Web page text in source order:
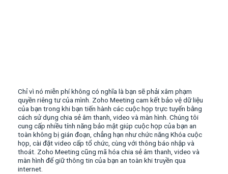
Chỉ vì nó miễn phí không có nghĩa là bạn sẽ phải xâm phạm
quyền riêng tư của mình. Zoho Meeting cam kết bảo vệ dữ liệu
của bạn trong khi bạn tiến hành các cuộc họp trực tuyến bằng
cách sử dụng chia sẻ âm thanh, video và màn hình. Chúng tôi
cung cấp nhiều tính năng bảo mật giúp cuộc họp của bạn an
toàn không bị gián đoạn, chẳng hạn như chức năng Khóa cuộc
họp, cài đặt video cấp tổ chức, cùng với thông báo nhập và
thoát. Zoho Meeting cũng mã hóa chia sẻ âm thanh, video và
màn hình để giữ thông tin của bạn an toàn khi truyền qua
internet.